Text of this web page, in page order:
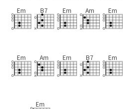
Em B7 Em Am Em
Em Am Em B7 Em
Em